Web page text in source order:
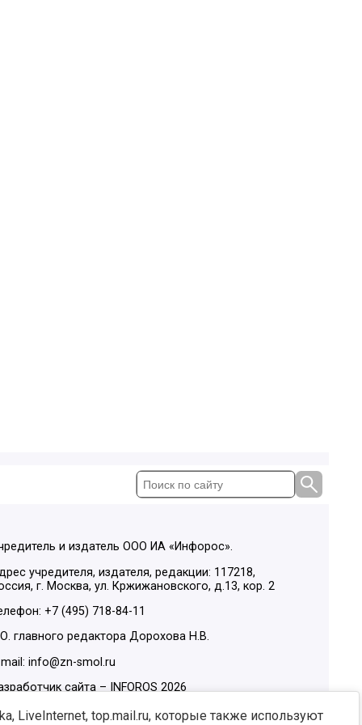
и издатель ООО ИА «Инфорос».
учредителя, издателя, редакции: 117218,
г. Москва, ул. Кржижановского, д.13, кор. 2
+7 (495) 718-84-11
главного редактора Дорохова Н.В.
info@zn-smol.ru
сайта –
INFOROS 2026
в социальных сетях:
LiveInternet, top.mail.ru, которые также используют